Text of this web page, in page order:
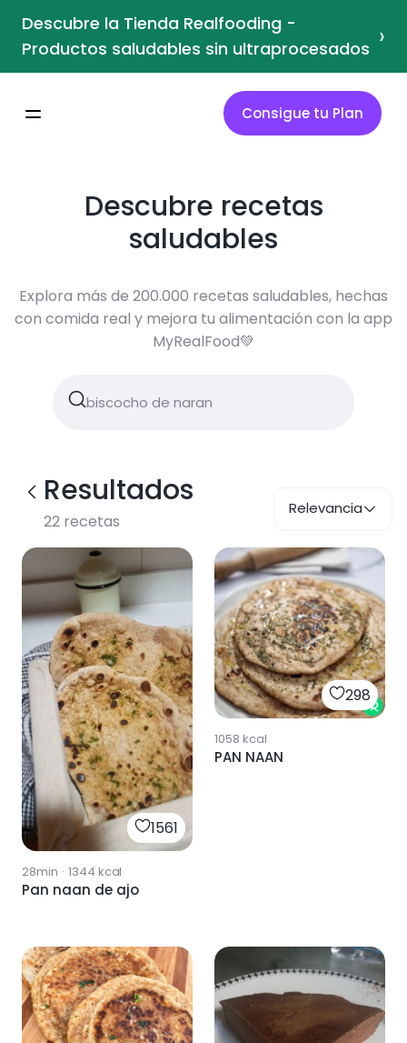
Descubre la Tienda Realfooding -
Productos saludables sin ultraprocesados ›
Consigue tu Plan
Descubre recetas
saludables
Explora más de 200.000 recetas saludables, hechas
con comida real y mejora tu alimentación con la app
MyRealFood💚
Resultados
22 recetas
Relevancia
1561
28min · 1344 kcal
Pan naan de ajo
298
1058 kcal
PAN NAAN